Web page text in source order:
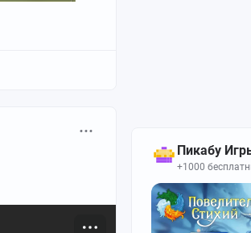
Пикабу
+1000